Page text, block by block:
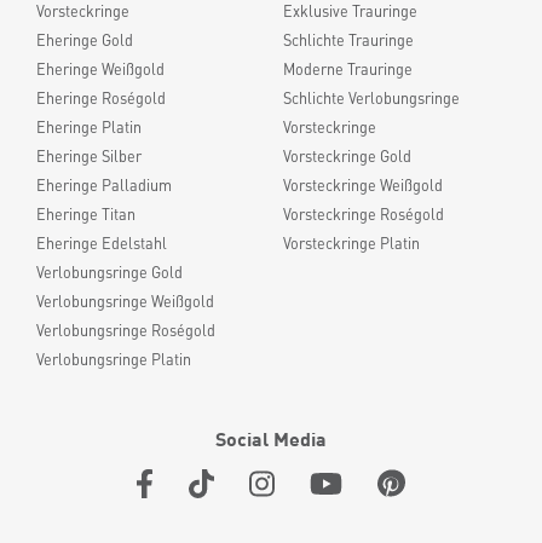
Vorsteckringe
Eheringe Gold
Eheringe Weißgold
Eheringe Roségold
Eheringe Platin
Eheringe Silber
Eheringe Palladium
Eheringe Titan
Eheringe Edelstahl
Verlobungsringe Gold
Verlobungsringe Weißgold
Verlobungsringe Roségold
Verlobungsringe Platin
Exklusive Trauringe
Schlichte Trauringe
Moderne Trauringe
Schlichte Verlobungsringe
Vorsteckringe
Vorsteckringe Gold
Vorsteckringe Weißgold
Vorsteckringe Roségold
Vorsteckringe Platin
Social Media